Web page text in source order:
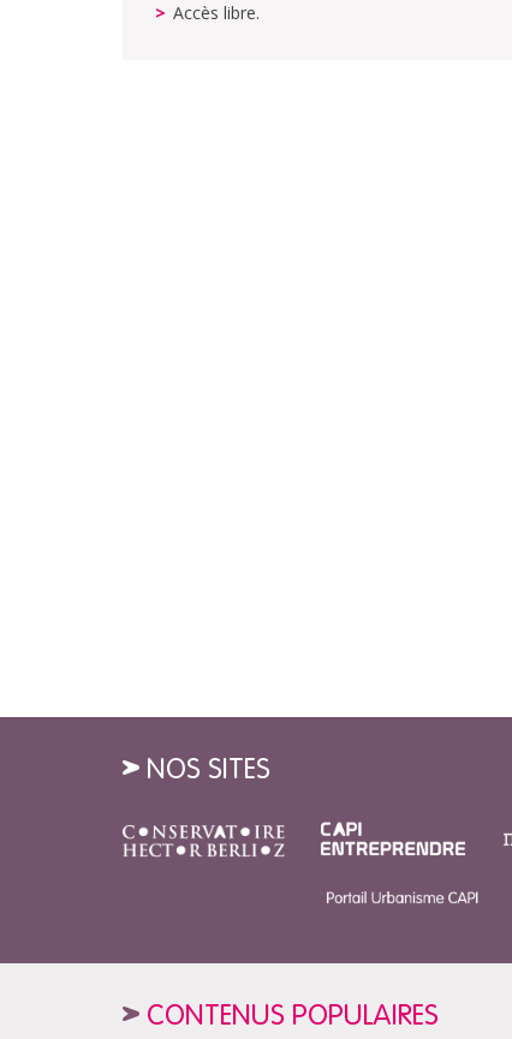
Accès libre.
NOS SITES
CONTENUS POPULAIRES